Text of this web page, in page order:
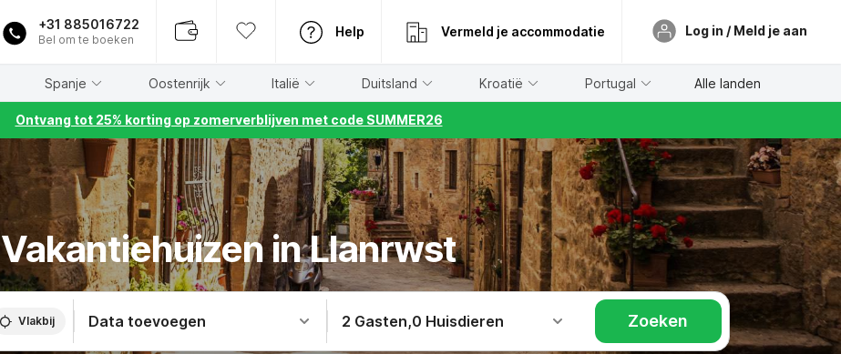
+31 885016722
Bel om te boeken
Help Vermeld je accommodatie Log in / Meld je aan
Spanje Oostenrijk Italië Duitsland Kroatië Portugal Alle landen
Ontvang tot 25% korting op zomerverblijven met code SUMMER26
Vakantiehuizen in Llanrwst
Vlakbij Data toevoegen 2 Gasten,0 Huisdieren Zoeken